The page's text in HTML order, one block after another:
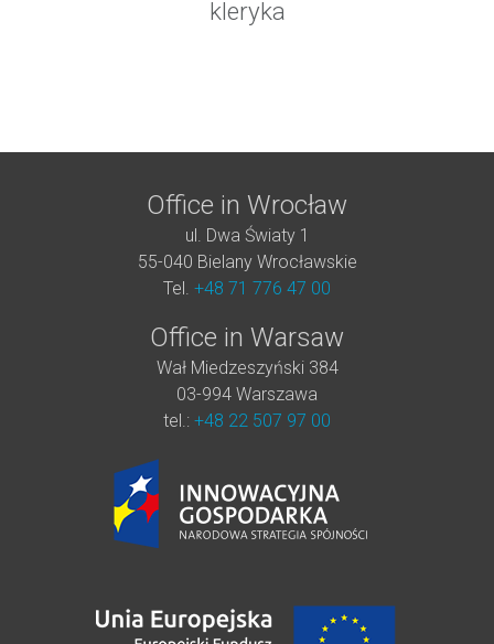
kleryka
Office in Wrocław
ul. Dwa Światy 1
55-040 Bielany Wrocławskie
Tel. +48 71 776 47 00
Office in Warsaw
Wał Miedzeszyński 384
03-994 Warszawa
tel.: +48 22 507 97 00